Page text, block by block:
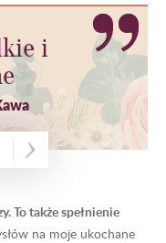
i
To także spełnienie
na moje ukochane